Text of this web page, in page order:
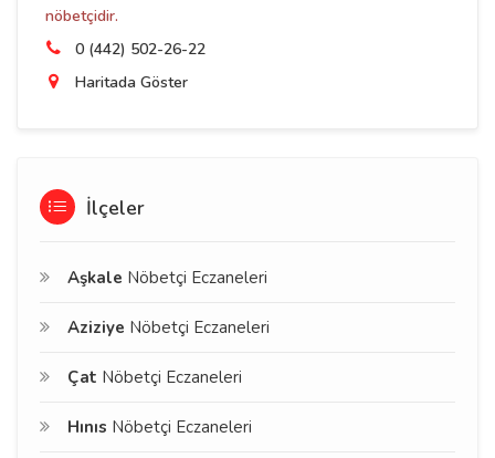
nöbetçidir.
0 (442) 502-26-22
Haritada Göster
İlçeler
Aşkale Nöbetçi Eczaneleri
Aziziye Nöbetçi Eczaneleri
Çat Nöbetçi Eczaneleri
Hınıs Nöbetçi Eczaneleri